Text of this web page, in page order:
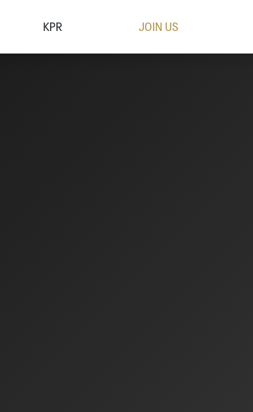
KPR JOIN US